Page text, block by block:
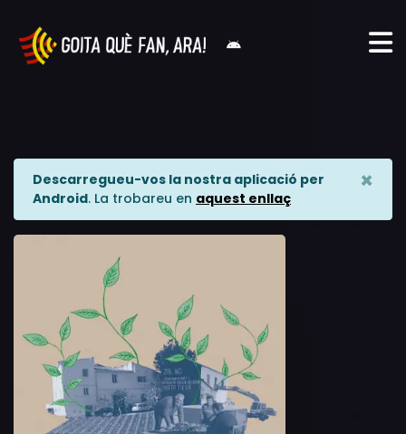
Descarregueu-vos la nostra aplicació per
Android. La trobareu en aquest enllaç
×